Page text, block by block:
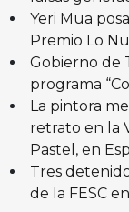
Yeri Mua
Premio Lo
Gobierno de
programa
La pintora
retrato en la
Pastel, en
Tres
de la FESC